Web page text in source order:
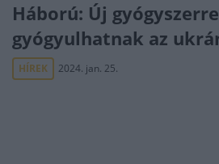
Háború: Új
gyógyulhatnak az
HÍREK 2024. jan. 25.